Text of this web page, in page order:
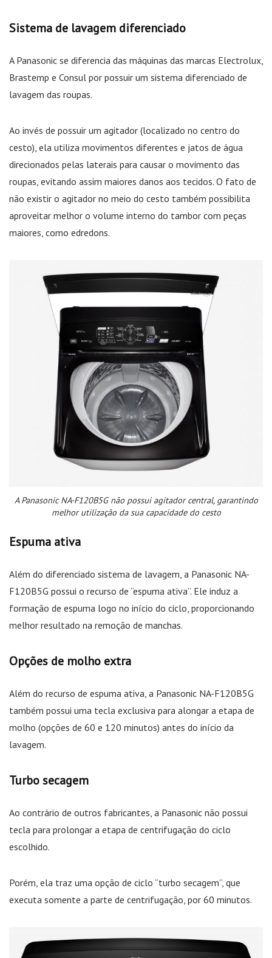
Sistema de lavagem diferenciado
A Panasonic se diferencia das máquinas das marcas Electrolux,
Brastemp e Consul por possuir um sistema diferenciado de
lavagem das roupas.
Ao invés de possuir um agitador (localizado no centro do
cesto), ela utiliza movimentos diferentes e jatos de água
direcionados pelas laterais para causar o movimento das
roupas, evitando assim maiores danos aos tecidos. O fato de
não existir o agitador no meio do cesto também possibilita
aproveitar melhor o volume interno do tambor com peças
maiores, como edredons.
A Panasonic NA-F120B5G não possui agitador central, garantindo
melhor utilização da sua capacidade do cesto
Espuma ativa
Além do diferenciado sistema de lavagem, a Panasonic NA-
F120B5G possui o recurso de “espuma ativa”. Ele induz a
formação de espuma logo no início do ciclo, proporcionando
melhor resultado na remoção de manchas.
Opções de molho extra
Além do recurso de espuma ativa, a Panasonic NA-F120B5G
também possui uma tecla exclusiva para alongar a etapa de
molho (opções de 60 e 120 minutos) antes do início da
lavagem.
Turbo secagem
Ao contrário de outros fabricantes, a Panasonic não possui
tecla para prolongar a etapa de centrifugação do ciclo
escolhido.
Porém, ela traz uma opção de ciclo “turbo secagem”, que
executa somente a parte de centrifugação, por 60 minutos.